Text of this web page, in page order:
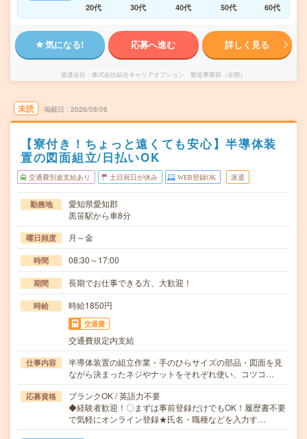
20代 30代 40代 50代 60代
気になる! 応募へ進む 詳しく見る
派遣会社 株式会社綜合キャリアオプション 製造事業部（全国）
未読 掲載日 2026/08/06
【寮付き！ちょっと遠くても安心】半導体装
置の図面組立/日払いOK
交通費別途支給あり 土日祝日が休み WEB登録OK 派遣
勤務地
愛知県愛知郡
黒笹駅から車8分
曜日頻度 月～金
時間 08:30～17:00
期間 長期でお仕事できる方、大歓迎！
時給 時給1850円
交通費
交通費規定内支給
仕事内容
半導体装置の組立作業・手のひらサイズの部品・図面を見
ながら決まったネジやナットをそれぞれ使い、コツコ…
応募資格
ブランクOK / 英語力不要
◆経験者歓迎！〇まずは事前登録だけでもOK！履歴書不要
で気軽にオンライン登録★氏名・職種などを入力す…